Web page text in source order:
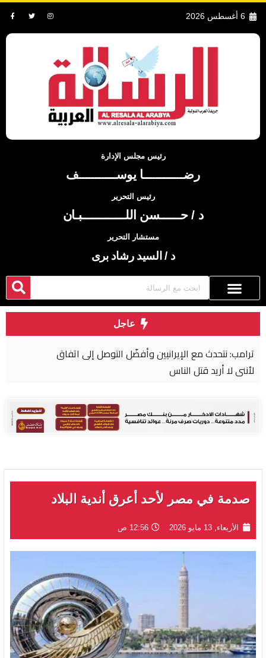
6 أغسطس 2026
رئيس مجلس الإدارة
رضــــــــــــا يوســـــــــــف
رئيس التحرير
د / حــــــسن اللـــــــــــــبـان
مستشار التحرير
د / السيد رشاد برى
عاجل
ترامب: نتحدث مع الإيرانيين وأفضّل التوصل إلى اتفاق
لأنني لا أريد قتل الناس
صدمة في مصر لأحد أعرق أندية البلاد
الأربعاء, 13 مايو 2026 12:56 ص